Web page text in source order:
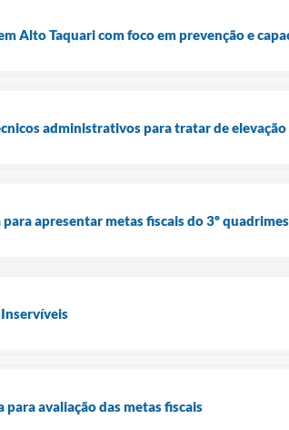
Alto Taquari com foco em prevenção e
administrativos para tratar de
apresentar metas fiscais do 3º
avaliação das metas fiscais